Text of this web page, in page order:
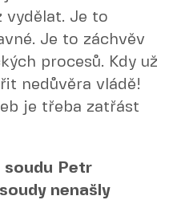
vydělat. Je to
Je to záchvěv
procesů. Kdy už
nedůvěra vládě!
je třeba zatřást
soudu Petr
nenašly